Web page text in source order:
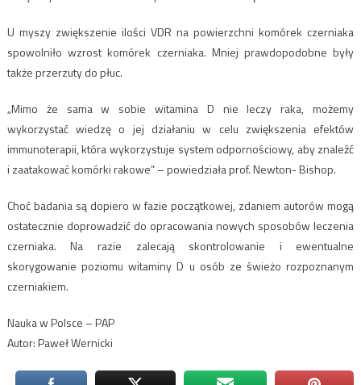
U myszy zwiększenie ilości VDR na powierzchni komórek czerniaka
spowolniło wzrost komórek czerniaka. Mniej prawdopodobne były
także przerzuty do płuc.
„Mimo że sama w sobie witamina D nie leczy raka, możemy
wykorzystać wiedzę o jej działaniu w celu zwiększenia efektów
immunoterapii, która wykorzystuje system odpornościowy, aby znaleźć
i zaatakować komórki rakowe” – powiedziała prof. Newton- Bishop.
Choć badania są dopiero w fazie początkowej, zdaniem autorów mogą
ostatecznie doprowadzić do opracowania nowych sposobów leczenia
czerniaka. Na razie zalecają skontrolowanie i ewentualne
skorygowanie poziomu witaminy D u osób ze świeżo rozpoznanym
czerniakiem.
Nauka w Polsce – PAP
Autor: Paweł Wernicki